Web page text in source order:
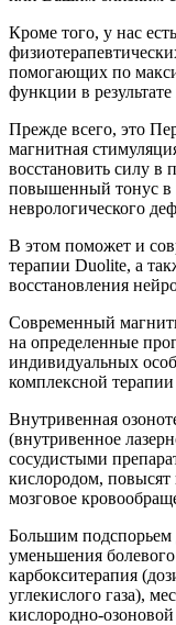
Кроме того, у нас
помогающих по
функции в
Прежде всего, это
магнитная
восстановить силу в
повышенный тонус в
неврологического
В этом поможет и
терапии Duolite, а
восстановления
Современный
на определенные
индивидуальных
комплексной
Внутривенная
(внутривенное
сосудистыми
кислородом, повысят
мозговое
Большим
уменьшения
карбокситерапия
углекислого газа),
кислородно-